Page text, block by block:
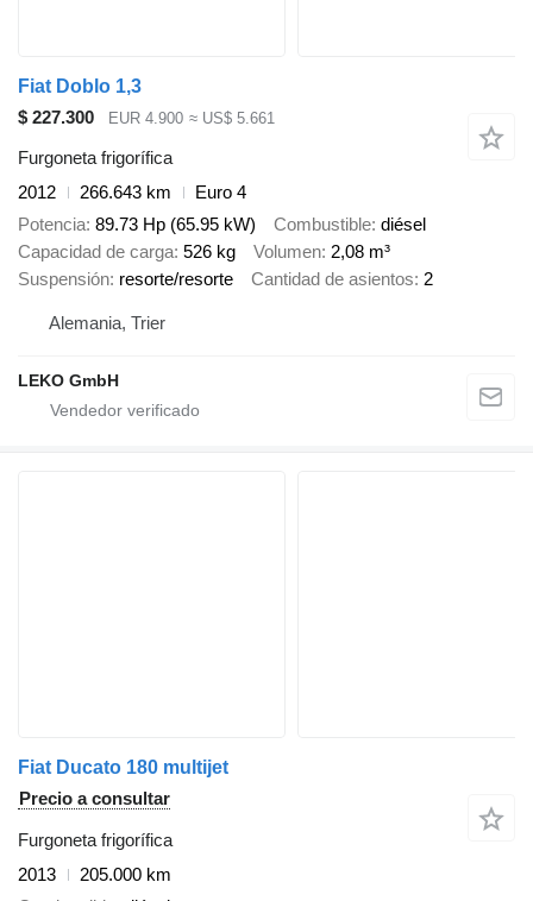
Fiat Doblo 1,3
$ 227.300
EUR 4.900 ≈ US$ 5.661
Furgoneta frigorífica
2012
266.643 km
Euro 4
Potencia 89.73 Hp (65.95 kW) Combustible diésel
Capacidad de carga 526 kg Volumen 2,08 m³
Suspensión resorte/resorte Cantidad de asientos 2
Alemania, Trier
LEKO GmbH
Fiat Ducato 180 multijet
Precio a consultar
Furgoneta frigorífica
2013
205.000 km